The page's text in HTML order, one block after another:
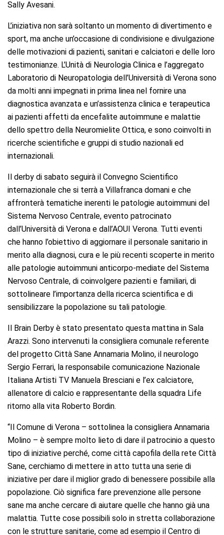
Sally Avesani.
L’iniziativa non sarà soltanto un momento di divertimento e
sport, ma anche un’occasione di condivisione e divulgazione
delle motivazioni di pazienti, sanitari e calciatori e delle loro
testimonianze. L’Unità di Neurologia Clinica e l’aggregato
Laboratorio di Neuropatologia dell’Università di Verona sono
da molti anni impegnati in prima linea nel fornire una
diagnostica avanzata e un’assistenza clinica e terapeutica
ai pazienti affetti da encefalite autoimmune e malattie
dello spettro della Neuromielite Ottica, e sono coinvolti in
ricerche scientifiche e gruppi di studio nazionali ed
internazionali.
Il derby di sabato seguirà il Convegno Scientifico
internazionale che si terrà a Villafranca domani e che
affronterà tematiche inerenti le patologie autoimmuni del
Sistema Nervoso Centrale, evento patrocinato
dall’Università di Verona e dall’AOUI Verona. Tutti eventi
che hanno l’obiettivo di aggiornare il personale sanitario in
merito alla diagnosi, cura e le più recenti scoperte in merito
alle patologie autoimmuni anticorpo-mediate del Sistema
Nervoso Centrale, di coinvolgere pazienti e familiari, di
sottolineare l’importanza della ricerca scientifica e di
sensibilizzare la popolazione su tali patologie.
Il Brain Derby è stato presentato questa mattina in Sala
Arazzi. Sono intervenuti la consigliera comunale referente
del progetto Città Sane Annamaria Molino, il neurologo
Sergio Ferrari, la responsabile comunicazione Nazionale
Italiana Artisti TV Manuela Bresciani e l’ex calciatore,
allenatore di calcio e rappresentante della squadra Life
ritorno alla vita Roberto Bordin.
“Il Comune di Verona – sottolinea la consigliera Annamaria
Molino – è sempre molto lieto di dare il patrocinio a questo
tipo di iniziative perché, come città capofila della rete Città
Sane, cerchiamo di mettere in atto tutta una serie di
iniziative per dare il miglior grado di benessere possibile alla
popolazione. Ciò significa fare prevenzione alle persone
sane ma anche cercare di aiutare quelle che hanno già una
malattia. Tutte cose possibili solo in stretta collaborazione
con le strutture sanitarie, come ad esempio il Centro di